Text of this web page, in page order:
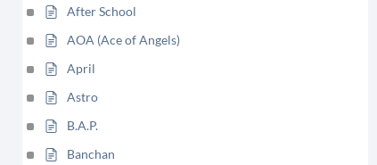
After School
AOA (Ace of Angels)
April
Astro
B.A.P.
Banchan